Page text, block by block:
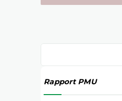
Rapport PMU